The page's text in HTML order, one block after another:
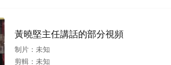
黃曉堅主任講話的部分視頻
制片： 未知
剪輯： 未知